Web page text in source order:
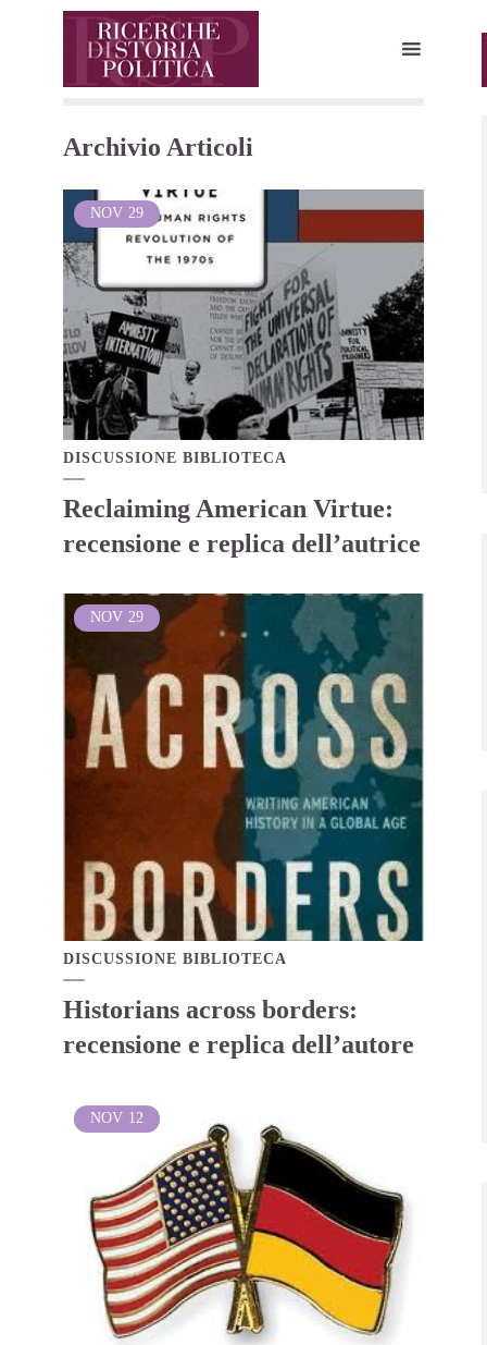
Archivio Articoli
NOV 29
DISCUSSIONE BIBLIOTECA
Reclaiming American Virtue:
recensione e replica dell’autrice
NOV 29
DISCUSSIONE BIBLIOTECA
Historians across borders:
recensione e replica dell’autore
NOV 12